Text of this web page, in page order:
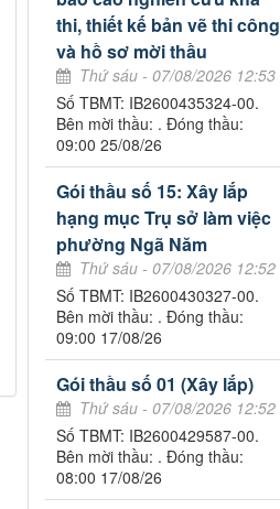
thi, thiết kế bản vẽ thi công
và hồ sơ mời thầu
Thứ sáu - 07/08/2026 12:53
Số TBMT: IB2600435324-00.
Bên mời thầu: . Đóng thầu:
09:00 25/08/26
Gói thầu số 15: Xây lắp
hạng mục Trụ sở làm việc
phường Ngã Năm
Thứ sáu - 07/08/2026 12:52
Số TBMT: IB2600430327-00.
Bên mời thầu: . Đóng thầu:
09:00 17/08/26
Gói thầu số 01 (Xây lắp)
Thứ sáu - 07/08/2026 12:52
Số TBMT: IB2600429587-00.
Bên mời thầu: . Đóng thầu:
08:00 17/08/26